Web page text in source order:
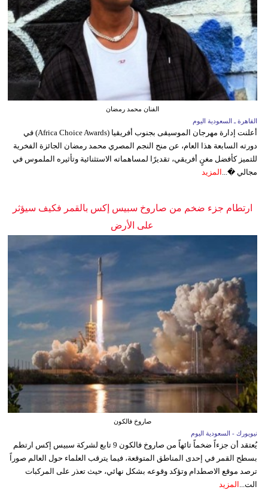
الفنان محمد رمضان
القاهرة ـ السعودية اليوم
أعلنت إدارة مهرجان الموسيقى بجنوب أفريقيا (Africa Choice Awards) في
دورته السابعة هذا العام، عن منح النجم المصري محمد رمضان الجائزة الفخرية
للتميز كأفضل مغنٍ أفريقي، تقديرًا لمساهماته الاستثنائية وتأثيره الملموس في
مجالي �... المزيد
ارتطام جزء ضخم من صاروخ سبيس إكس بالقمر فكيف سيؤثر
على الأرض
صاروخ فالكون
نيويورك - السعودية اليوم
يُعتقد أن جزءاً ضخماً تائهاً من صاروخ فالكون 9 تابع لشركة سبيس إكس ارتطم
بسطح القمر في إحدى المناطق المتوقعة، فيما يترقب العلماء حول العالم صوراً
ترصد موقع الاصطدام وتؤكد وقوعه بشكل نهائي، حيث تعذر على المركبات
الت... المزيد